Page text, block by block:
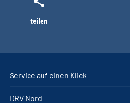
teilen
Service auf einen Klick
DRV Nord